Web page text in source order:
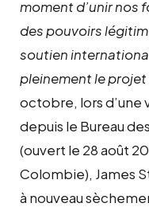
moment d’unir nos
des pouvoirs
soutien
pleinement le
octobre, lors
depuis le Bureau
(ouvert le 28 août
Colombie), James
à nouveau